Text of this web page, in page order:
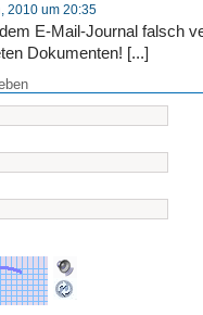
2010 um 20:35
E-Mail-Journal falsch
Dokumenten! [...]